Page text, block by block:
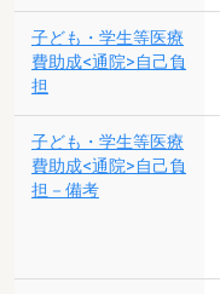
子ども・学生等医療
費助成<通院>自己負
担
子ども・学生等医療
費助成<通院>自己負
担－備考